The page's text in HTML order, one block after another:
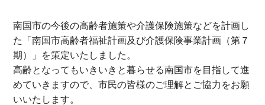
南国市の今後の高齢者施策や介護保険施策などを計画し
た「南国市高齢者福祉計画及び介護保険事業計画（第７
期）」を策定いたしました。
高齢となってもいきいきと暮らせる南国市を目指して進
めていきますので、市民の皆様のご理解とご協力をお願
いいたします。